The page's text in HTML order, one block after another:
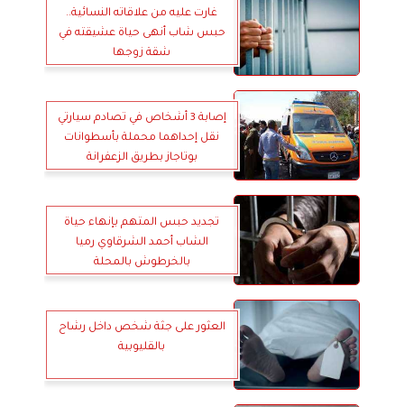
غارت عليه من علاقاته النسائية..
حبس شاب أنهى حياة عشيقته في
شقة زوجها
إصابة 3 أشخاص في تصادم سيارتي
نقل إحداهما محملة بأسطوانات
بوتاجاز بطريق الزعفرانة
تجديد حبس المتهم بإنهاء حياة
الشاب أحمد الشرقاوي رميا
بالخرطوش بالمحلة
العثور على جثة شخص داخل رشاح
بالقليوبية